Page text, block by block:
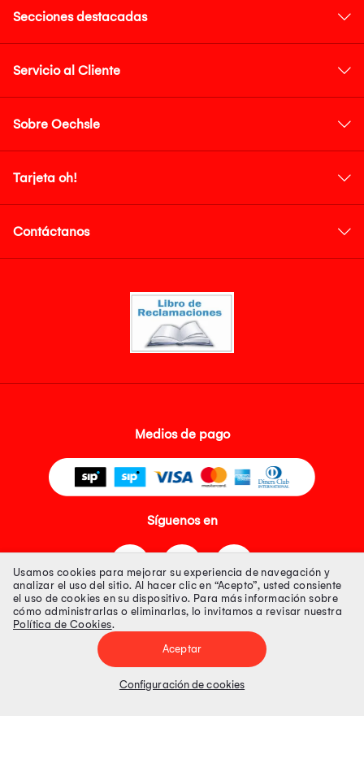
Secciones destacadas
Servicio al Cliente
Sobre Oechsle
Tarjeta oh!
Contáctanos
Medios de pago
Síguenos en
Tienda 100% Segura
Tiendas Peruanas S.A. R.U.C. Nº 20493020618. Todos los derechos
Precios disponibles solo en www.oechsle.pe. Precios online publicados
Usamos cookies para mejorar su experiencia de navegación y
analizar el uso del sitio. Al hacer clic en “Acepto”, usted consiente
el uso de cookies en su dispositivo. Para más información sobre
cómo administrarlas o eliminarlas, lo invitamos a revisar nuestra
Política de Cookies.
Aceptar
Configuración de cookies